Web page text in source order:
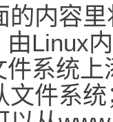
的内容
由Linux
件系统
文件系